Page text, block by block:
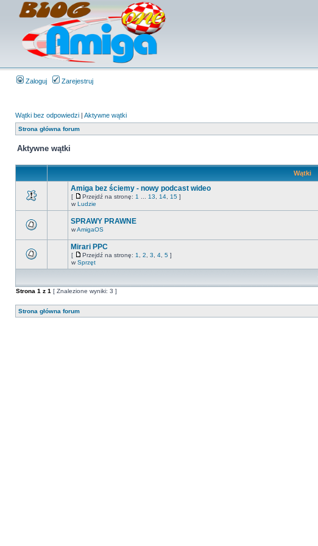
Zaloguj Zarejestruj
Wątki bez odpowiedzi | Aktywne wątki
Strona główna forum
Aktywne wątki
Wątki
Amiga bez ściemy - nowy podcast wideo
[ Przejdź na stronę: 1 13 14 15 ]
w Ludzie
SPRAWY PRAWNE
wAmigaOS
Mirari PPC
[ Przejdź na stronę: 1 2 3 4 5 ]
w Sprzęt
Strona 1 z 1 [ Znalezione wyniki: 3 ]
Strona główna forum